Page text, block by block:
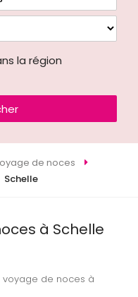
la région
de noces
Schelle
à Schelle
voyage de noces à